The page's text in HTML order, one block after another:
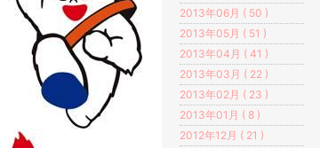
2013年06月 ( 50 )
2013年05月 ( 51 )
2013年04月 ( 41 )
2013年03月 ( 22 )
2013年02月 ( 23 )
2013年01月 ( 8 )
2012年12月 ( 21 )